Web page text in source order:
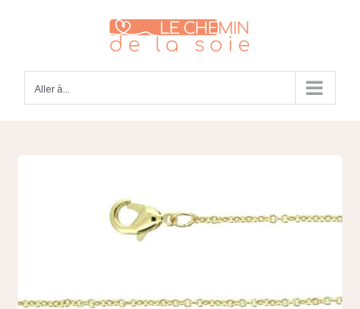
Aller à...